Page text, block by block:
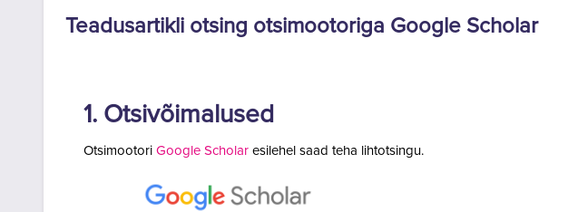
Teadusartikli otsing otsimootoriga Google Scholar
1. Otsivõimalused
Otsimootori Google Scholar esilehel saad teha lihtotsingu.